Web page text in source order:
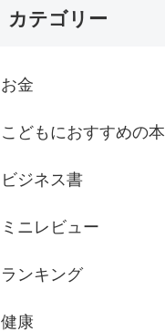
カテゴリー
お金
こどもにおすすめの本
ビジネス書
ミニレビュー
ランキング
健康